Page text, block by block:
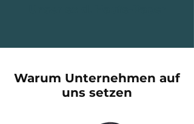
Warum Unternehmen auf
uns setzen